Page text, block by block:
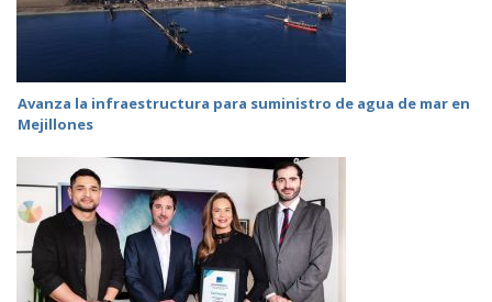
Avanza la infraestructura para suministro de agua de mar en
Mejillones